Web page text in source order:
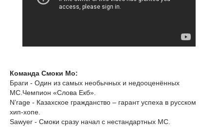
Команда Смоки Мо:
Браги - Один из самых необычных и недооценённых
МС.Чемпион «Слова Екб».
N’rage - Казахское гражданство – гарант успеха в русском
хип-хопе.
Sawyer - Смоки сразу начал с нестандартных МС.